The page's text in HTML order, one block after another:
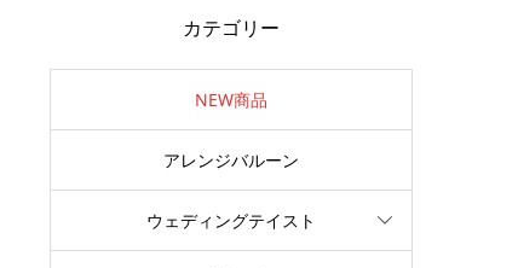
カテゴリー
NEW商品
アレンジバルーン
ウェディングテイスト